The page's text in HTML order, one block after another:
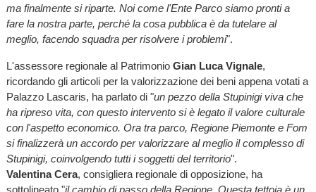
ma finalmente si riparte. Noi come l'Ente Parco siamo pronti a
fare la nostra parte, perché la cosa pubblica è da tutelare al
meglio, facendo squadra per risolvere i problemi".
L'assessore regionale al Patrimonio Gian Luca Vignale,
ricordando gli articoli per la valorizzazione dei beni appena votati a
Palazzo Lascaris, ha parlato di "un pezzo della Stupinigi viva che
ha ripreso vita, con questo intervento si è legato il valore culturale
con l'aspetto economico. Ora tra parco, Regione Piemonte e Fom
si finalizzerà un accordo per valorizzare al meglio il complesso di
Stupinigi, coinvolgendo tutti i soggetti del territorio".
Valentina Cera, consigliera regionale di opposizione, ha
sottolineato "il cambio di passo della Regione. Questa tettoia è un